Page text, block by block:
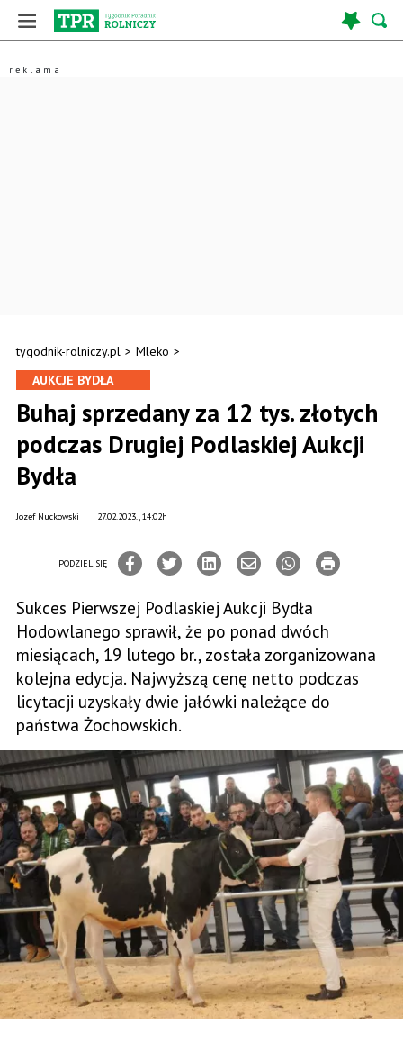
tygodnik-rolniczy.pl > Mleko >
AUKCJE BYDŁA
Buhaj sprzedany za 12 tys. złotych
podczas Drugiej Podlaskiej Aukcji
Bydła
27.02.2023., 14:02h
Jozef Nuckowski
PODZIEL SIĘ
Sukces Pierwszej Podlaskiej Aukcji Bydła
Hodowlanego sprawił, że po ponad dwóch
miesiącach, 19 lutego br., została zorganizowana
kolejna edycja. Najwyższą cenę netto podczas
licytacji uzyskały dwie jałówki należące do
państwa Żochowskich.